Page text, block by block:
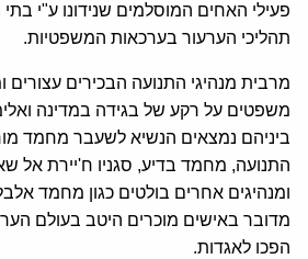
פעילי האחים המוסלמים שנידונו ע"י
תהליכי הערעור בערכאות המשפטיות.
מרבית מנהיגי התנועה הבכירים עצורים
משפטים על רקע של בגידה במדינה
ביניהם נמצאים הנשיא לשעבר מחמד
התנועה, מחמד בדיע, סגניו ח'יירת אל
ומנהיגים אחרים בולטים כגון מחמד
מדובר באישים מוכרים היטב בעולם
הפכו לאגדות.